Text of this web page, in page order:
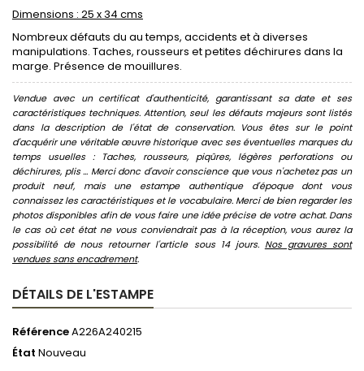
Dimensions : 25 x 34 cms
Nombreux défauts du au temps, accidents et à diverses
manipulations. Taches, rousseurs et petites déchirures dans la
marge. Présence de mouillures.
Vendue avec un certificat d'authenticité, garantissant sa date et ses
caractéristiques techniques. Attention, seul les défauts majeurs sont listés
dans la description de l'état de conservation. Vous êtes sur le point
d'acquérir une véritable œuvre historique avec ses éventuelles marques du
temps usuelles : Taches, rousseurs, piqûres, légères perforations ou
déchirures, plis ... Merci donc d'avoir conscience que vous n'achetez pas un
produit neuf, mais une estampe authentique d'époque dont vous
connaissez les caractéristiques et le vocabulaire. Merci de bien regarder les
photos disponibles afin de vous faire une idée précise de votre achat. Dans
le cas où cet état ne vous conviendrait pas à la réception, vous aurez la
possibilité de nous retourner l'article sous 14 jours. Nos gravures sont
vendues sans encadrement.
DÉTAILS DE L'ESTAMPE
RéférenceA226A240215
État Nouveau